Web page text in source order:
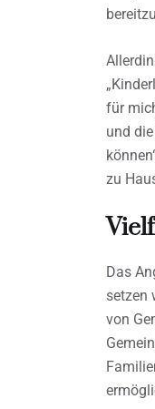
für
und
zu
Das
setzen
von